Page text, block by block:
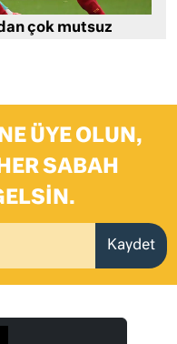
çok mutsuz
ÜYE OLUN,
SABAH
Kaydet